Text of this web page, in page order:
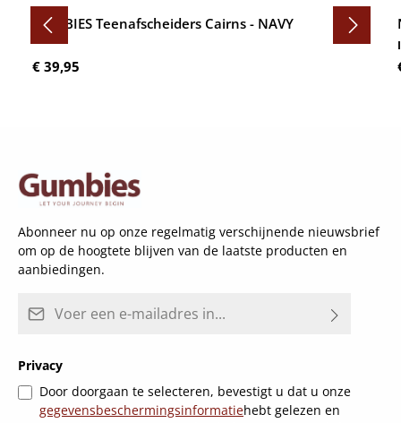
GUMBIES Teenafscheiders Cairns - NAVY
Normale prijs:
€ 39,95
Abonneer nu op onze regelmatig verschijnende nieuwsbrief
om op de hoogtete blijven van de laatste producten en
aanbiedingen.
Privacy
Door doorgaan te selecteren, bevestigt u dat u onze
gegevensbeschermingsinformatiehebt gelezen en